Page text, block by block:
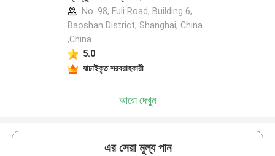
No. 98, Fuli Road, Building 6,
Baoshan District, Shanghai, China
,China
5.0
যাচাইকৃত সরবরাহকারী
আরো দেখুন
এর সেরা মূল্য পান